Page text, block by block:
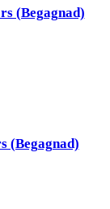
(Begagnad)
(Begagnad)